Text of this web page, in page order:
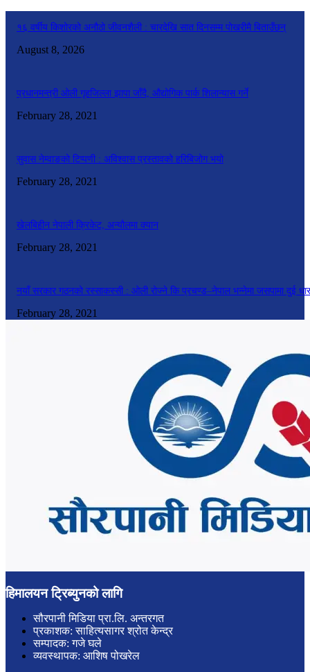
१६ वर्षीय किशोरको अनौठो जीवनशैली : चारदेखि सात दिनसम्म पोखरीमै बिताउँछन्
August 8, 2026
प्रधानमन्त्री ओली गृहजिल्ला झापा जाँदै, औद्योगिक पार्क शिलान्यास गर्ने
February 28, 2021
सुवास नेम्वाङको टिप्पणी : अविश्वास प्रस्तावको हरिबिजोग भयो
February 28, 2021
खेलबिहीन नेपाली क्रिकेट, अन्यौलमा क्यान
February 28, 2021
नयाँ सरकार गठनको रस्साकस्सी : ओली रोज्ने कि प्रचण्ड–नेपाल भन्नेमा जसपामा दुई धार
February 28, 2021
हिमालयन ट्रिब्युनको लागि
सौरपानी मिडिया प्रा.लि. अन्तरगत
प्रकाशक: साहित्यसागर श्रोत केन्द्र
सम्पादक: गजे घले
व्यवस्थापक: आशिष पोखरेल